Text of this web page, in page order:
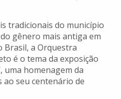
tradicionais do município
gênero mais antiga em
a Orquestra
é o tema da exposição
uma homenagem da
ao seu centenário de